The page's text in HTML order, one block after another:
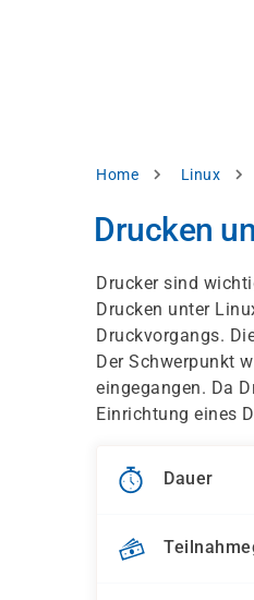
Pfadnavigation
Home Linux
Drucken
Drucker sind
Drucken unter
Druckvorgangs.
Der Schwerpunkt
eingegangen. Da
Einrichtung eines
Dauer
Datenschutzhinweis